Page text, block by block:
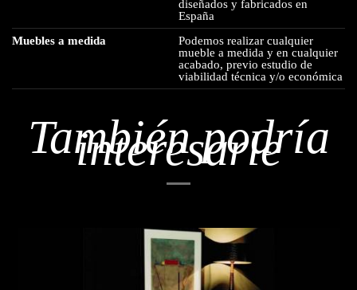
diseñados y fabricados en
España
Muebles a medida
Podemos realizar cualquier
mueble a medida y en cualquier
acabado, previo estudio de
viabilidad técnica y/o económica
También podría
interesarle